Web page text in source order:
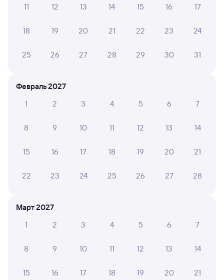
А ещё здесь можно найти
Обратные билеты из Ингашской в Брантовку
Отели
11 12 13 14 15 16 17
18 19 20 21 22 23 24
25 26 27 28 29 30 31
Февраль 2027
1
2 3 4 5 6 7
8 9 10 11 12 13 14
15 16 17 18 19 20 21
22 23 24 25 26 27 28
Март 2027
1
2 3 4 5 6 7
8 9 10 11 12 13 14
15 16 17 18 19 20 21